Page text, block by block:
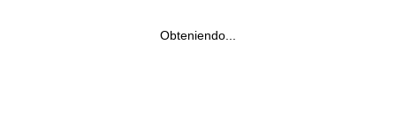
Obteniendo...